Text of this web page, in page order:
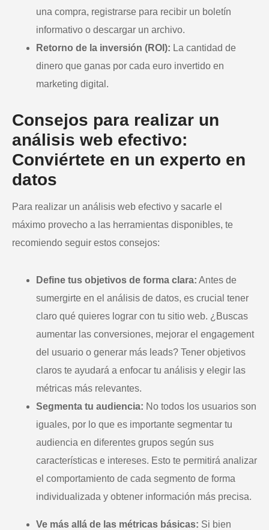
una compra, registrarse para recibir un boletín
informativo o descargar un archivo.
Retorno de la inversión (ROI): La cantidad de
dinero que ganas por cada euro invertido en
marketing digital.
Consejos para realizar un
análisis web efectivo:
Conviértete en un experto en
datos
Para realizar un análisis web efectivo y sacarle el
máximo provecho a las herramientas disponibles, te
recomiendo seguir estos consejos:
Define tus objetivos de forma clara: Antes de
sumergirte en el análisis de datos, es crucial tener
claro qué quieres lograr con tu sitio web. ¿Buscas
aumentar las conversiones, mejorar el engagement
del usuario o generar más leads? Tener objetivos
claros te ayudará a enfocar tu análisis y elegir las
métricas más relevantes.
Segmenta tu audiencia: No todos los usuarios son
iguales, por lo que es importante segmentar tu
audiencia en diferentes grupos según sus
características e intereses. Esto te permitirá analizar
el comportamiento de cada segmento de forma
individualizada y obtener información más precisa.
Ve más allá de las métricas básicas: Si bien